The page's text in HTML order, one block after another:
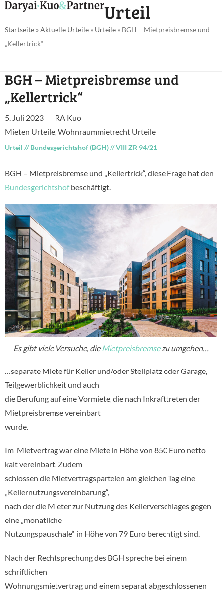
Skip
content
Open
menu
Close
menu
Urteil
Startseite »Aktuelle Urteile » Urteile » BGH – Mietpreisbremse und
„Kellertrick“
BGH – Mietpreisbremse und
„Kellertrick“
5. Juli 2023
RA Kuo
Mieten Urteile,Wohnraummietrecht Urteile
Urteil //Bundesgerichtshof (BGH)//VIII ZR 94/21
BGH – Mietpreisbremse und „Kellertrick“, diese Frage hat den
Bundesgerichtshofbeschäftigt.
Es gibt viele Versuche, die Mietpreisbremsezu umgehen…
…separate Miete für Keller und/oder Stellplatz oder Garage,
Teilgewerblichkeit und auch
die Berufung auf eine Vormiete, die nach Inkrafttreten der
Mietpreisbremse vereinbart
wurde.
Im Mietvertrag war eine Miete in Höhe von 850 Euro netto
kalt vereinbart. Zudem
schlossen die Mietvertragsparteien am gleichen Tag eine
„Kellernutzungsvereinbarung“,
nach der die Mieter zur Nutzung des Kellerverschlages gegen
eine „monatliche
Nutzungspauschale“ in Höhe von 79 Euro berechtigt sind.
Nach der Rechtsprechung des BGH spreche bei einem
schriftlichen
Wohnungsmietvertrag und einem separat abgeschlossenen